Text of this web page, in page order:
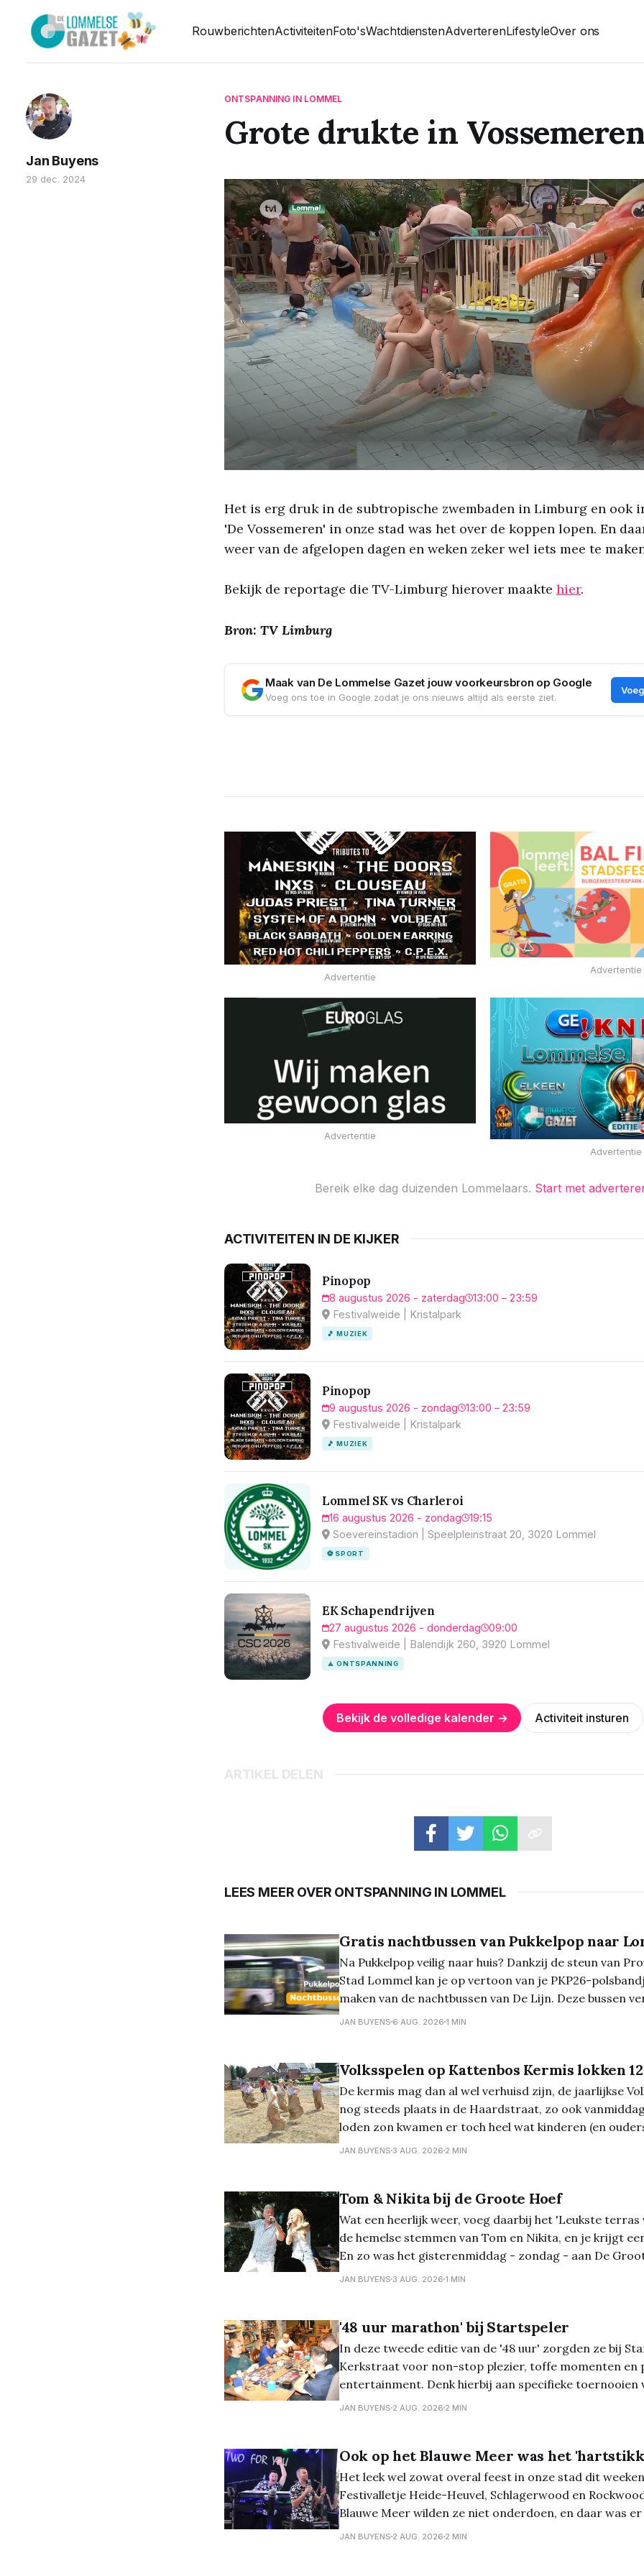
RouwberichtenActiviteitenFoto'sWachtdienstenAdverterenLifestyleOver ons
ONTSPANNING IN LOMMEL
Grote drukte in
Jan Buyens
29 dec. 2024
Het is erg druk in de subtropische zwembaden in Limburg en ook
'De Vossemeren' in onze stad was het over de koppen lopen. En
weer van de afgelopen dagen en weken zeker wel iets mee te
Bekijk de reportage die TV-Limburg hierover maakte hier.
Bron: TV Limburg
Maak van De Lommelse Gazet jouw voorkeursbron op Google
Voeg ons toe in Google zodat je ons nieuws altijd als eerste ziet.
Advertentie
Advertentie
Advertentie
Advertentie
Bereik elke dag duizenden Lommelaars. Start met
ACTIVITEITEN IN DE KIJKER
Pinopop
8 augustus 2026 - zaterdag
13:00 – 23:59
Festivalweide | Kristalpark
🎵 MUZIEK
Pinopop
9 augustus 2026 - zondag
13:00 – 23:59
Festivalweide | Kristalpark
🎵 MUZIEK
Lommel SK vs Charleroi
16 augustus 2026 - zondag
19:15
Soevereinstadion | Speelpleinstraat 20, 3020 Lommel
⚽ SPORT
EK Schapendrijven
27 augustus 2026 - donderdag
09:00
Festivalweide | Balendijk 260, 3920 Lommel
🧘 ONTSPANNING
Bekijk de volledige kalender → Activiteit insturen
ARTIKEL DELEN
LEES MEER OVER ONTSPANNING IN LOMMEL
Gratis nachtbussen van Pukkelpop naar
Na Pukkelpop veilig naar huis? Dankzij de steun van
Stad Lommel kan je op vertoon van je PKP26-
maken van de nachtbussen van De Lijn. Deze bussen
speciale halte bij het festivalterrein in Kiewit na afloop
JAN BUYENS 6 AUG. 2026 1 MIN
Volksspelen op Kattenbos Kermis lokken
De kermis mag dan al wel verhuisd zijn, de jaarlijkse
nog steeds plaats in de Haardstraat, zo ook
loden zon kwamen er toch heel wat kinderen (en
deze jaarlijkse leuke traditie. Van zaklopen tot
JAN BUYENS 3 AUG. 2026 2 MIN
Tom & Nikita bij de Groote Hoef
Wat een heerlijk weer, voeg daarbij het 'Leukste terras
de hemelse stemmen van Tom en Nikita, en je krijgt
En zo was het gisterenmiddag - zondag - aan De
vertoeven... Meer foto's op Flickr
JAN BUYENS 3 AUG. 2026 1 MIN
'48 uur marathon' bij Startspeler
In deze tweede editie van de '48 uur' zorgden ze bij
Kerkstraat voor non-stop plezier, toffe momenten en
entertainment. Denk hierbij aan specifieke toernooien
of trading card games; een potje poker; videogames;
JAN BUYENS 2 AUG. 2026 2 MIN
Ook op het Blauwe Meer was het
Het leek wel zowat overal feest in onze stad dit
Festivalletje Heide-Heuvel, Schlagerwood en
Blauwe Meer wilden ze niet onderdoen, en daar was
Terrasfeest! Uiteraard trokken ook onze fotografen daar naartoe, en zij
JAN BUYENS 2 AUG. 2026 2 MIN